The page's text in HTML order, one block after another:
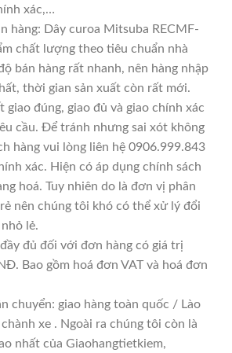
xác,…
hàng: Dây curoa Mitsuba RECMF-
chất lượng theo tiêu chuẩn nhà
bán hàng rất nhanh, nên hàng nhập
thời gian sản xuất còn rất mới.
giao đúng, giao đủ và giao chính xác
cầu. Để tránh nhưng sai xót không
hàng vui lòng liên hệ 0906.999.843
xác. Hiện có áp dụng chính sách
hoá. Tuy nhiên do là đơn vị phân
nên chúng tôi khó có thể xử lý đổi
lẻ.
đủ đối với đơn hàng có giá trị
Bao gồm hoá đơn VAT và hoá đơn
chuyển: giao hàng toàn quốc / Lào
xe . Ngoài ra chúng tôi còn là
nhất của Giaohangtietkiem,